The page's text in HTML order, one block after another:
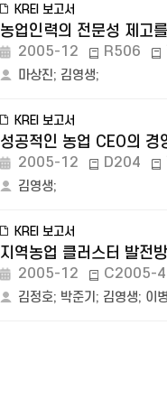
KREI 보고서
농업인력의 전문성 제고
2005-12 R506
마상진; 김영생;
KREI 보고서
성공적인 농업 CEO의 경
2005-12 D204
김영생;
KREI 보고서
지역농업 클러스터 발전
2005-12 C2005-
김정호; 박준기 ; 김영생; 이